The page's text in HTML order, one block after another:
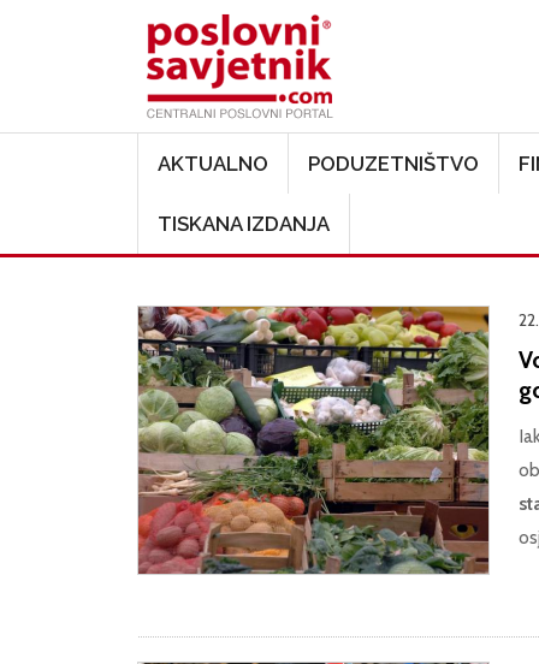
AKTUALNO PODUZETNIŠTVO
TISKANA IZDANJA